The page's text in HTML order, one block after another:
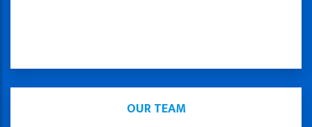
OUR TEAM